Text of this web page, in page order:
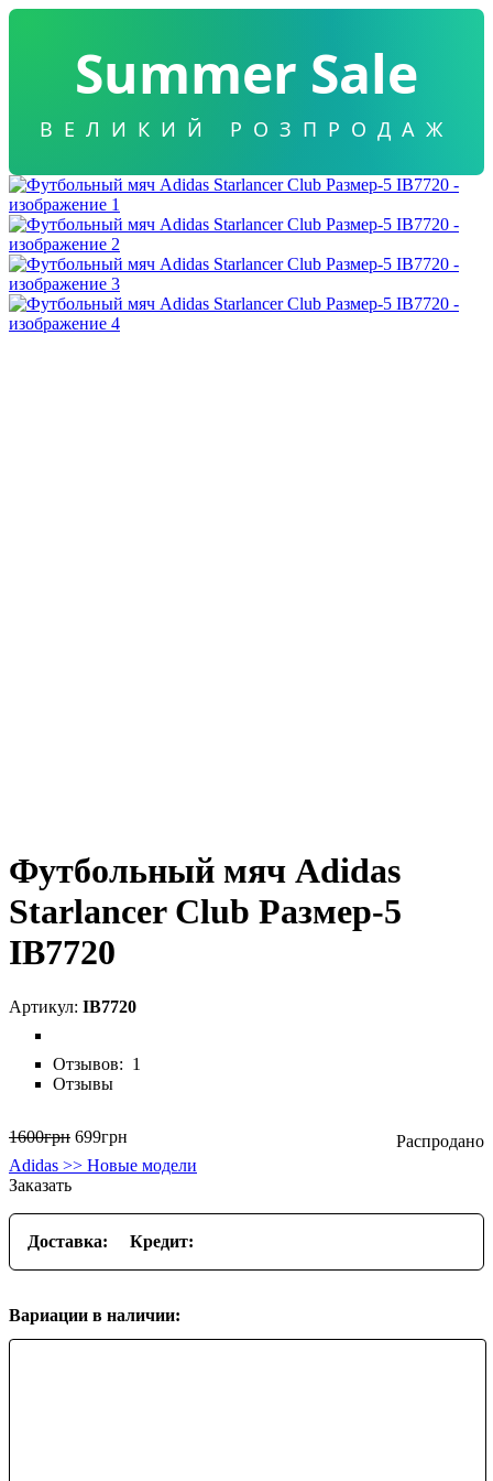
Summer Sale
ВЕЛИКИЙ РОЗПРОДАЖ
Футбольный мяч Adidas
Starlancer Club Размер-5
IB7720
IB7720
Отзывов: 1
Отзывы
1600грн 699грн
Adidas >> Новые модели
Заказать
Доставка: Кредит:
Вариации в наличии: